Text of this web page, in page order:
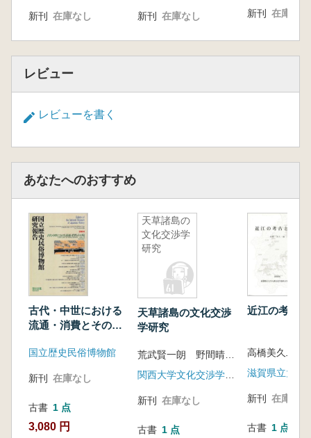
新刊 在庫なし 新刊 在庫なし 新刊 在庫なし
レビュー
レビューを書く
あなたへのおすすめ
古代・中世における
流通・消費とその
市生活史の研究
国立歴史民俗博物館
新刊 在庫なし
古書 1 点
3,080 円
天草諸島の
文化交渉学
研究
天草諸島の文化交渉
学研究
荒武賢一朗 野間晴雄 藪田貫 編
関西大学文化交渉学教育研究拠点(ICIS)
新刊 在庫なし
古書 1 点
近江の考古
高橋美久二
新刊 在庫なし
古書 1 点